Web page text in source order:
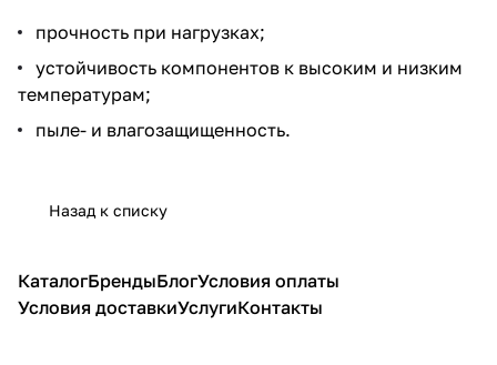
прочность при нагрузках;
устойчивость компонентов к высоким и низким
температурам;
пыле- и влагозащищенность.
Назад к списку
КаталогБрендыБлогУсловия оплаты
Условия доставкиУслугиКонтакты